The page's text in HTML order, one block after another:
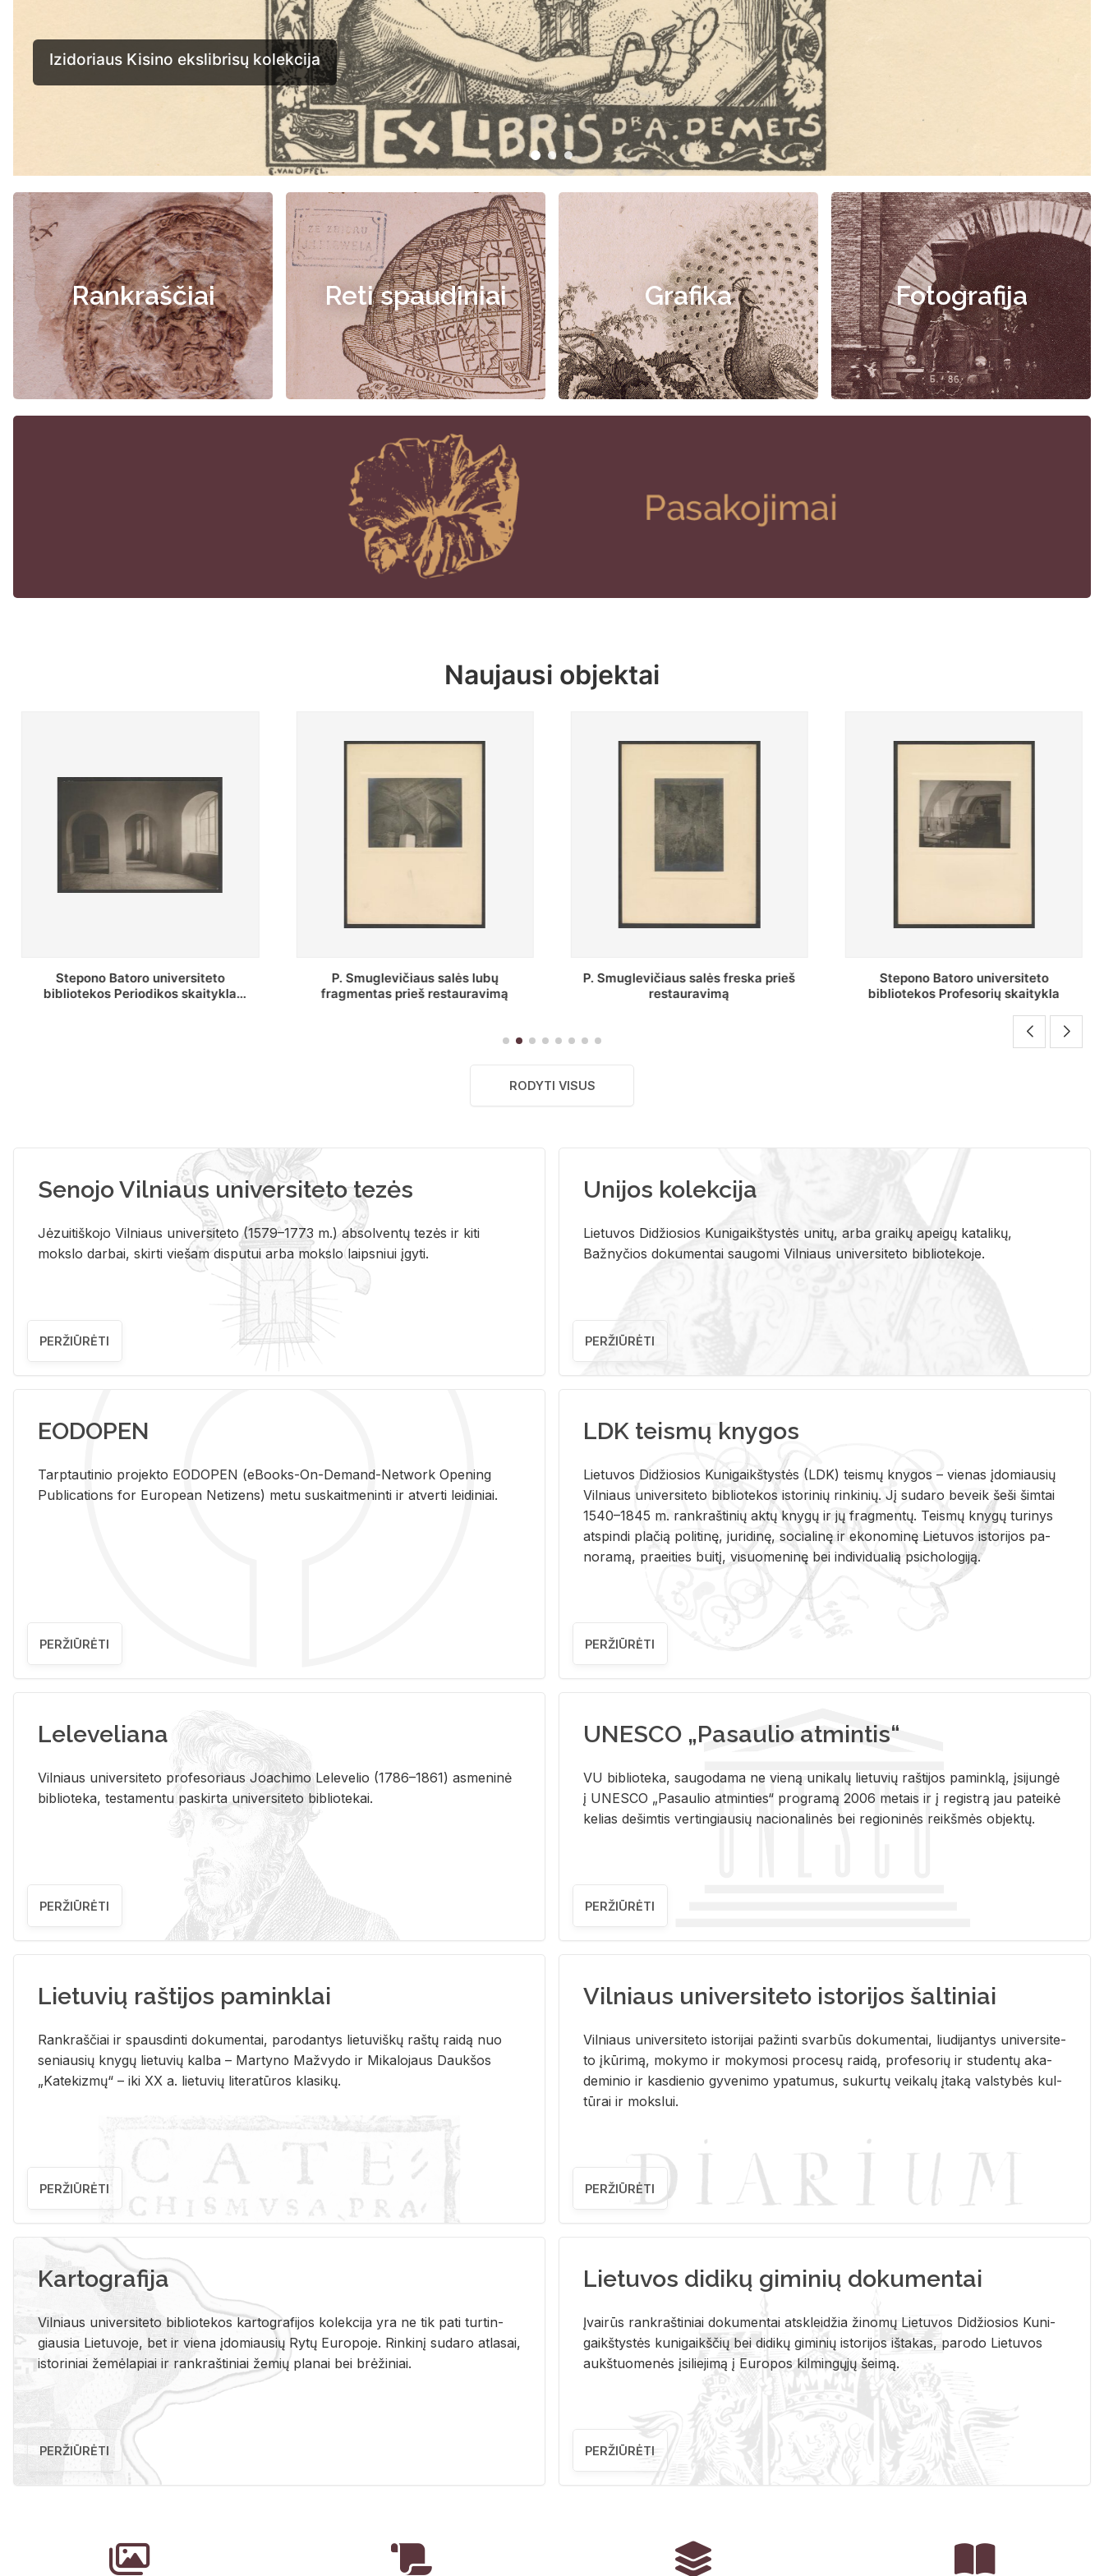
Izidoriaus Kisino ekslibrisų kolekcija
Rankraščiai Reti spaudiniai Grafika Fotografija
Naujausi objektai
P. Smuglevičiaus salės lubų
fragmentas prieš restauravimą
P. Smuglevičiaus salės freska prieš
restauravimą
Stepono Batoro universiteto
bibliotekos Profesorių skaitykla
Baltosios salės bendras
RODYTI VISUS
Senojo Vilniaus universiteto tezės
Jėzuitiškojo Vilniaus universiteto (1579–1773 m.) absolventų tezės ir kiti
mokslo darbai, skirti viešam disputui arba mokslo laipsniui įgyti.
PERŽIŪRĖTI
Unijos kolekcija
Lietuvos Didžiosios Kunigaikštystės unitų, arba graikų apeigų katalikų,
Bažnyčios dokumentai saugomi Vilniaus universiteto bibliotekoje.
PERŽIŪRĖTI
EODOPEN
Tarp­tau­ti­nio pro­jek­to EO­DO­PEN (eBo­oks-On-De­mand-Ne­twork Ope­ning
Pub­li­ca­tions for Eu­ro­pe­an Ne­ti­zens) metu su­skait­me­nin­ti ir at­ver­ti lei­di­niai.
PERŽIŪRĖTI
LDK teismų knygos
Lie­tu­vos Di­džio­sios Ku­ni­gaikš­tys­tės (LDK) teis­mų kny­gos – vie­nas įdo­miau­sių
Vil­niaus uni­ver­si­te­to bi­b­lio­te­kos is­to­ri­nių rin­ki­nių. Jį su­da­ro be­veik šeši šim­tai
1540–1845 m. rank­raš­ti­nių aktų kny­gų ir jų frag­men­tų. Teis­mų kny­gų tu­ri­nys
at­spin­di pla­čią po­li­ti­nę, ju­ri­di­nę, so­cia­li­nę ir eko­no­mi­nę Lie­tu­vos is­to­ri­jos pa­
no­ra­mą, pra­ei­ties bui­tį, vi­suo­me­ni­nę bei in­di­vi­dua­lią psi­cho­lo­gi­ją.
PERŽIŪRĖTI
Leleveliana
Vil­niaus uni­ver­si­te­to pro­fe­so­riaus Jo­a­chi­mo Le­le­ve­lio (1786–1861) as­me­ni­nė
bi­b­lio­te­ka, te­sta­men­tu pa­skir­ta uni­ver­si­te­to bi­b­lio­te­kai.
PERŽIŪRĖTI
UNESCO „Pasaulio atmintis“
VU biblioteka, saugodama ne vieną unikalų lietuvių raštijos paminklą, įsijungė
į UNESCO „Pasaulio atminties“ programą 2006 metais ir į registrą jau pateikė
kelias dešimtis vertingiausių nacionalinės bei regioninės reikšmės objektų.
PERŽIŪRĖTI
Lietuvių raštijos paminklai
Rank­raš­čiai ir spaus­din­ti do­ku­men­tai, pa­ro­dan­tys lie­tu­viš­kų raš­tų rai­dą nuo
se­niau­sių kny­gų lie­tu­vių kal­ba – Mar­ty­no Ma­žvy­do ir Mi­ka­lo­jaus Dauk­šos
„Ka­te­kiz­mų“ – iki XX a. lie­tu­vių li­te­ra­tū­ros kla­si­kų.
PERŽIŪRĖTI
Vilniaus universiteto istorijos šaltiniai
Vil­niaus uni­ver­si­te­to is­to­ri­jai pa­žin­ti svar­būs do­ku­men­tai, liu­di­jan­tys uni­ver­si­te­
to įkū­ri­mą, mo­ky­mo ir mo­ky­mo­si pro­ce­sų rai­dą, pro­fe­so­rių ir stu­den­tų aka­
de­mi­nio ir kas­die­nio gy­ve­ni­mo ypa­tu­mus, su­kur­tų vei­ka­lų įta­ką vals­ty­bės kul­
tū­rai ir moks­lui.
PERŽIŪRĖTI
Kartografija
Vil­niaus uni­ver­si­te­to bi­b­lio­te­kos kar­to­gra­fi­jos ko­lek­ci­ja yra ne tik pati tur­tin­
giau­sia Lie­tu­vo­je, bet ir vie­na įdo­miau­sių Rytų Eu­ro­po­je. Rin­ki­nį su­da­ro at­la­sai,
is­to­ri­niai že­mė­la­piai ir rank­raš­ti­niai že­mių pla­nai bei brė­ži­niai.
PERŽIŪRĖTI
Lietuvos didikų giminių dokumentai
Įvai­rūs rank­raš­ti­niai do­ku­men­tai at­sklei­džia ži­no­mų Lie­tu­vos Di­džio­sios Ku­ni­
gaikš­tys­tės ku­ni­gaikš­čių bei di­di­kų gi­mi­nių is­to­ri­jos iš­ta­kas, pa­ro­do Lie­tu­vos
aukš­tuo­me­nės įsi­lie­ji­mą į Eu­ro­pos kil­min­gų­jų šei­mą.
PERŽIŪRĖTI